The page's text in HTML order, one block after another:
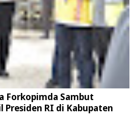
Forkopimda Sambut
Presiden RI di Kabupaten